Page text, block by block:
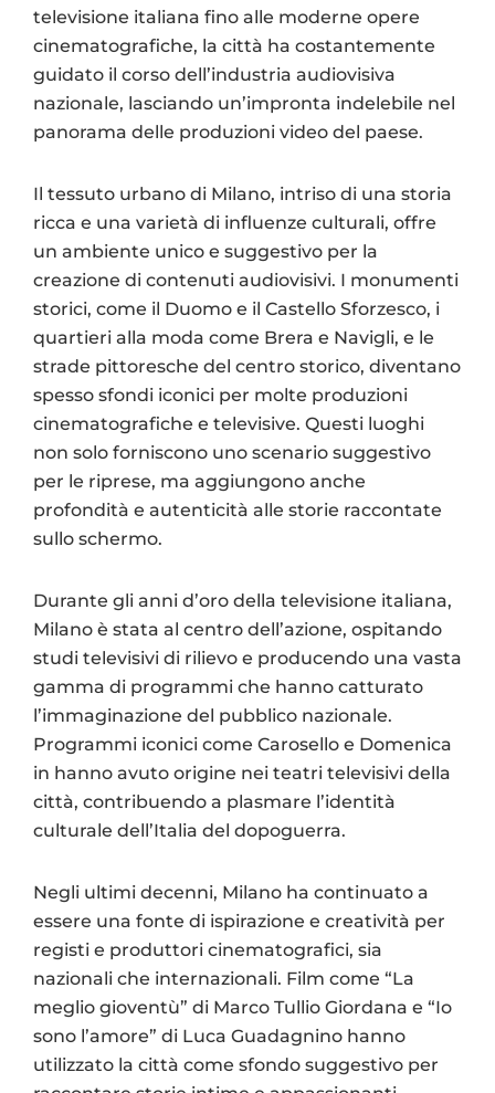
televisione italiana fino alle moderne opere
cinematografiche, la città ha costantemente
guidato il corso dell’industria audiovisiva
nazionale, lasciando un’impronta indelebile nel
panorama delle produzioni video del paese.
Il tessuto urbano di Milano, intriso di una storia
ricca e una varietà di influenze culturali, offre
un ambiente unico e suggestivo per la
creazione di contenuti audiovisivi. I monumenti
storici, come il Duomo e il Castello Sforzesco, i
quartieri alla moda come Brera e Navigli, e le
strade pittoresche del centro storico, diventano
spesso sfondi iconici per molte produzioni
cinematografiche e televisive. Questi luoghi
non solo forniscono uno scenario suggestivo
per le riprese, ma aggiungono anche
profondità e autenticità alle storie raccontate
sullo schermo.
Durante gli anni d’oro della televisione italiana,
Milano è stata al centro dell’azione, ospitando
studi televisivi di rilievo e producendo una vasta
gamma di programmi che hanno catturato
l’immaginazione del pubblico nazionale.
Programmi iconici come Carosello e Domenica
in hanno avuto origine nei teatri televisivi della
città, contribuendo a plasmare l’identità
culturale dell’Italia del dopoguerra.
Negli ultimi decenni, Milano ha continuato a
essere una fonte di ispirazione e creatività per
registi e produttori cinematografici, sia
nazionali che internazionali. Film come “La
meglio gioventù” di Marco Tullio Giordana e “Io
sono l’amore” di Luca Guadagnino hanno
utilizzato la città come sfondo suggestivo per